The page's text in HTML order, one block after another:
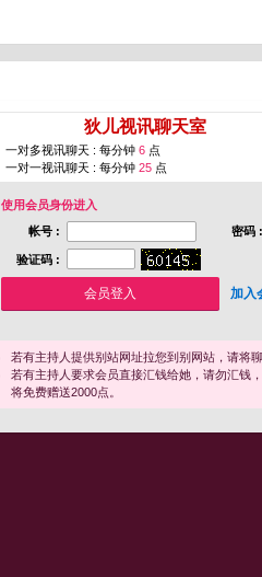
狄儿视讯聊天室
一对多视讯聊天 : 每分钟 6 点
一对一视讯聊天 : 每分钟 25 点
使用会员身份进入
帐号 :
密码 :
验证码 :
加入
若有主持人提供别站网址拉您到别网站，请将
若有主持人要求会员直接汇钱给她，请勿汇钱
将免费赠送2000点。